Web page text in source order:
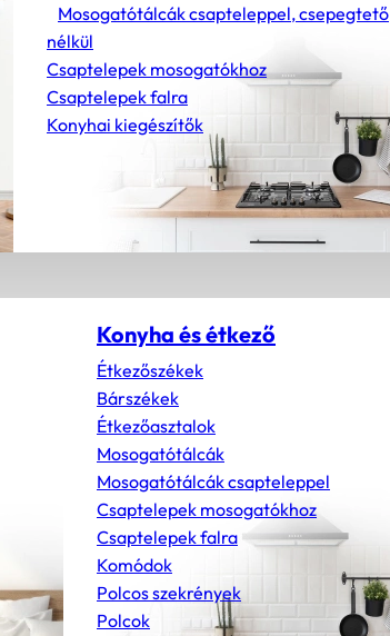
Mosogatótálcák csapteleppel, csepegtető
nélkül
Csaptelepek mosogatókhoz
Csaptelepek falra
Konyhai kiegészítők
Konyha és étkező
Étkezőszékek
Bárszékek
Étkezőasztalok
Mosogatótálcák
Mosogatótálcák csapteleppel
Csaptelepek mosogatókhoz
Csaptelepek falra
Komódok
Polcos szekrények
Polcok